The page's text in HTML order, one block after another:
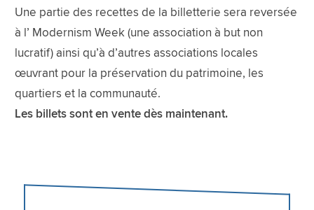
Une partie des recettes de la billetterie sera reversée
à l’ Modernism Week (une association à but non
lucratif) ainsi qu’à d’autres associations locales
œuvrant pour la préservation du patrimoine, les
quartiers et la communauté.
Les billets sont en vente dès maintenant.